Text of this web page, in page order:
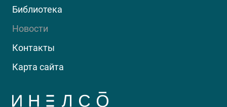
Библиотека
Новости
Контакты
Карта сайта